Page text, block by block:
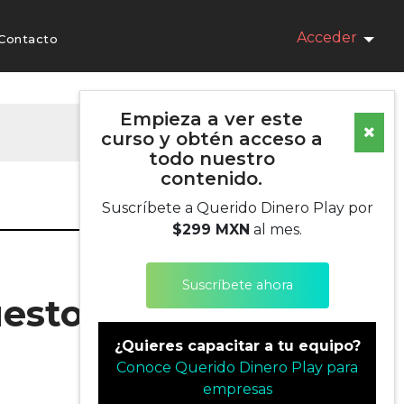
Acceder
Empieza a ver este
curso y obtén acceso a
todo nuestro
contenido.
Suscríbete a Querido Dinero Play por
$299 MXN al mes.
Suscríbete ahora
¿Quieres capacitar a tu equipo?
Conoce Querido Dinero Play para
empresas